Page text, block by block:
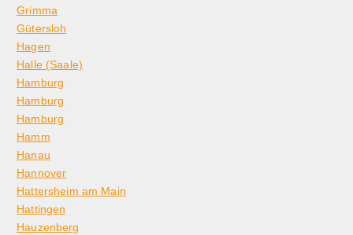
Grimma
Gütersloh
Hagen
Halle (Saale)
Hamburg
Hamburg
Hamburg
Hamm
Hanau
Hannover
Hattersheim am Main
Hattingen
Hauzenberg